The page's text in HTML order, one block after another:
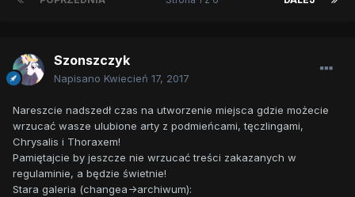
Szonszczyk
Napisano Kwiecień 17, 2017
Nareszcie nadszedł czas na utworzenie miejsca gdzie możecie
wrzucać wasze ulubione arty z podmieńcami, tęczlingami,
Chrysalis i Thoraxem!
Pamiętajcie by jeszcze nie wrzucać treści zakazanych w
regulaminie, a będzie świetnie!
Stara galeria (changea->archiwum):